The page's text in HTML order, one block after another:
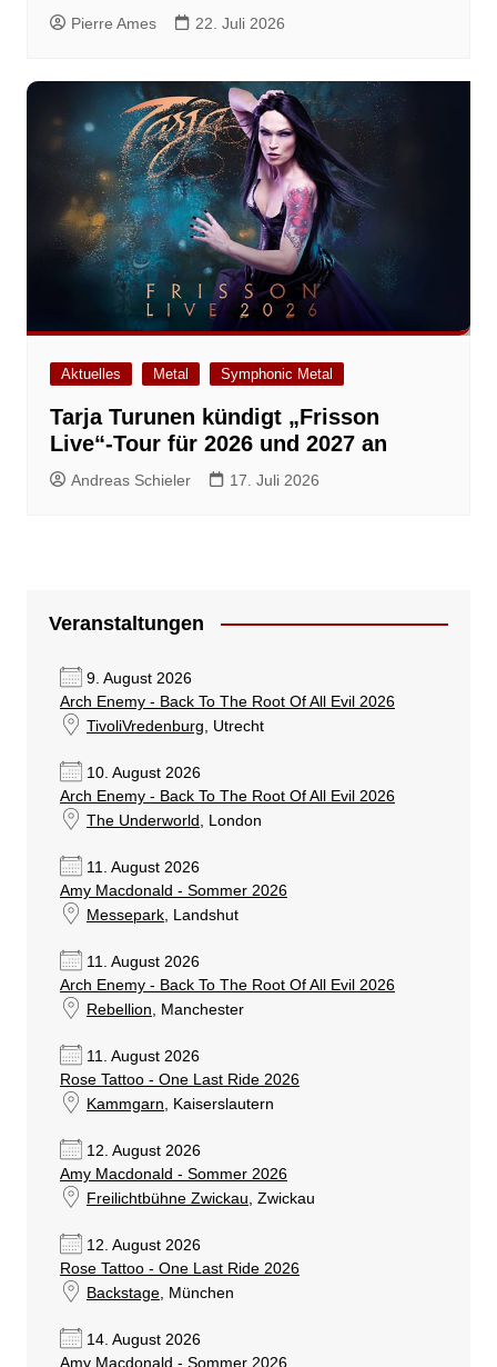
Pierre Ames 22. Juli 2026
Aktuelles Metal Symphonic Metal
Tarja Turunen kündigt „Frisson
Live“-Tour für 2026 und 2027 an
Andreas Schieler 17. Juli 2026
Veranstaltungen
9. August 2026
Arch Enemy - Back To The Root Of All Evil 2026
TivoliVredenburg , Utrecht
10. August 2026
Arch Enemy - Back To The Root Of All Evil 2026
The Underworld
, London
11. August 2026
Amy Macdonald - Sommer 2026
Messepark, Landshut
11. August 2026
Arch Enemy - Back To The Root Of All Evil 2026
Rebellion , Manchester
11. August 2026
Rose Tattoo - One Last Ride 2026
Kammgarn , Kaiserslautern
12. August 2026
Amy Macdonald - Sommer 2026
Freilichtbühne Zwickau , Zwickau
12. August 2026
Rose Tattoo - One Last Ride 2026
Backstage, München
14. August 2026
Amy Macdonald - Sommer 2026